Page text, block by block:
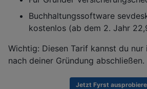
Buchhaltungssoftware
kostenlos (ab dem 2. Jahr
Wichtig: Diesen Tarif kannst du nur
nach deiner Gründung abschließen.
Jetzt Fyrst